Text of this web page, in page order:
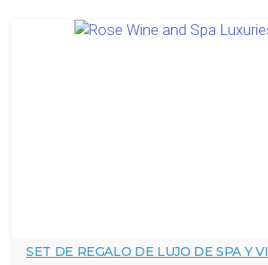
SET DE REGALO DE LUJO DE SPA Y